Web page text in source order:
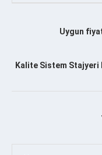
Uygun
Kalite Sistem